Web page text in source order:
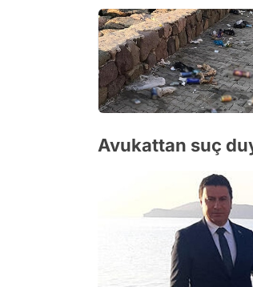
Avukattan suç